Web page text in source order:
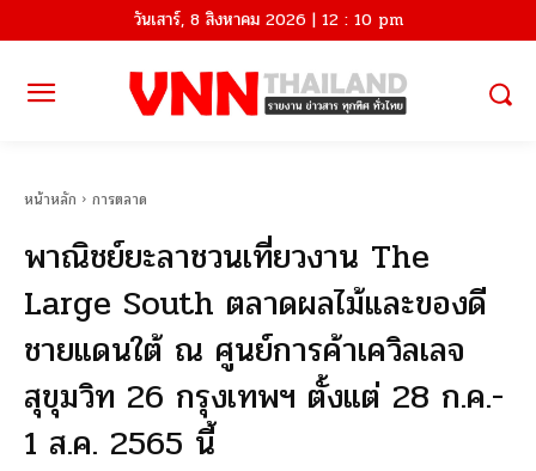
วันเสาร์, 8 สิงหาคม 2026 | 12 : 10 pm
หน้าหลัก การตลาด
พาณิชย์ยะลาชวนเที่ยวงาน The
Large South ตลาดผลไม้และของดี
ชายแดนใต้ ณ ศูนย์การค้าเควิลเลจ
สุขุมวิท 26 กรุงเทพฯ ตั้งแต่ 28 ก.ค.-
1 ส.ค. 2565 นี้